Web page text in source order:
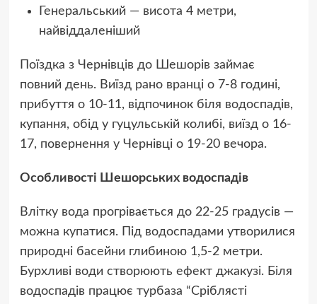
Генеральський — висота 4 метри,
найвіддаленіший
Поїздка з Чернівців до Шешорів займає
повний день. Виїзд рано вранці о 7-8 годині,
прибуття о 10-11, відпочинок біля водоспадів,
купання, обід у гуцульській колибі, виїзд о 16-
17, повернення у Чернівці о 19-20 вечора.
Особливості Шешорських водоспадів
Влітку вода прогрівається до 22-25 градусів —
можна купатися. Під водоспадами утворилися
природні басейни глибиною 1,5-2 метри.
Бурхливі води створюють ефект джакузі. Біля
водоспадів працює турбаза “Сріблясті